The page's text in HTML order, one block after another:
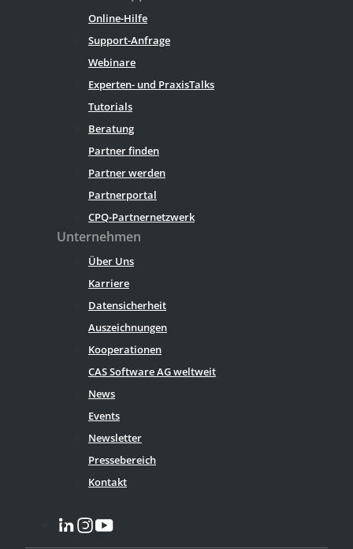
Online-Hilfe
Support-Anfrage
Webinare
Experten- und PraxisTalks
Tutorials
Beratung
Partner finden
Partner werden
Partnerportal
CPQ-Partnernetzwerk
Unternehmen
Über Uns
Karriere
Datensicherheit
Auszeichnungen
Kooperationen
CAS Software AG weltweit
News
Events
Newsletter
Pressebereich
Kontakt